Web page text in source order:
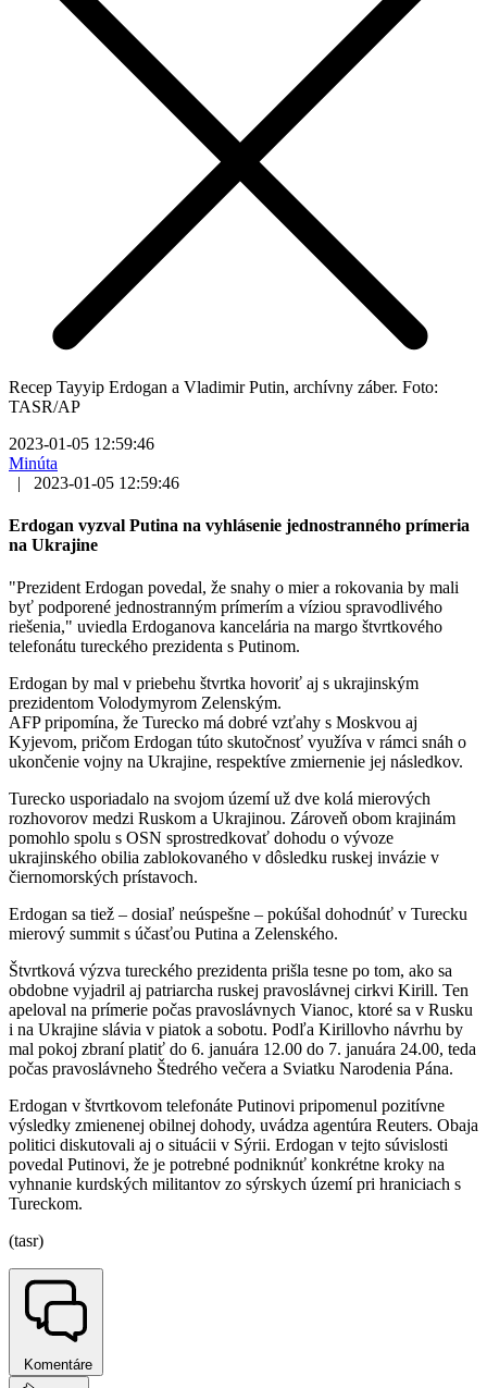
Recep Tayyip Erdogan a Vladimir Putin, archívny záber. Foto:
TASR/AP
2023-01-05 12:59:46
Minúta
|
2023-01-05 12:59:46
Erdogan vyzval Putina na vyhlásenie jednostranného prímeria
na Ukrajine
"Prezident Erdogan povedal, že snahy o mier a rokovania by mali
byť podporené jednostranným prímerím a víziou spravodlivého
riešenia," uviedla Erdoganova kancelária na margo štvrtkového
telefonátu tureckého prezidenta s Putinom.
Erdogan by mal v priebehu štvrtka hovoriť aj s ukrajinským
prezidentom Volodymyrom Zelenským.
AFP pripomína, že Turecko má dobré vzťahy s Moskvou aj
Kyjevom, pričom Erdogan túto skutočnosť využíva v rámci snáh o
ukončenie vojny na Ukrajine, respektíve zmiernenie jej následkov.
Turecko usporiadalo na svojom území už dve kolá mierových
rozhovorov medzi Ruskom a Ukrajinou. Zároveň obom krajinám
pomohlo spolu s OSN sprostredkovať dohodu o vývoze
ukrajinského obilia zablokovaného v dôsledku ruskej invázie v
čiernomorských prístavoch.
Erdogan sa tiež – dosiaľ neúspešne – pokúšal dohodnúť v Turecku
mierový summit s účasťou Putina a Zelenského.
Štvrtková výzva tureckého prezidenta prišla tesne po tom, ako sa
obdobne vyjadril aj patriarcha ruskej pravoslávnej cirkvi Kirill. Ten
apeloval na prímerie počas pravoslávnych Vianoc, ktoré sa v Rusku
i na Ukrajine slávia v piatok a sobotu. Podľa Kirillovho návrhu by
mal pokoj zbraní platiť do 6. januára 12.00 do 7. januára 24.00, teda
počas pravoslávneho Štedrého večera a Sviatku Narodenia Pána.
Erdogan v štvrtkovom telefonáte Putinovi pripomenul pozitívne
výsledky zmienenej obilnej dohody, uvádza agentúra Reuters. Obaja
politici diskutovali aj o situácii v Sýrii. Erdogan v tejto súvislosti
povedal Putinovi, že je potrebné podniknúť konkrétne kroky na
vyhnanie kurdských militantov zo sýrskych území pri hraniciach s
Tureckom.
(tasr)
Komentáre